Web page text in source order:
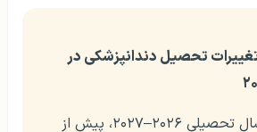
تحصیل دندانپزشکی در
برای ورودی‌های سال تحصیلی ۲۰۲۶–۲۰۲۷، پیش از